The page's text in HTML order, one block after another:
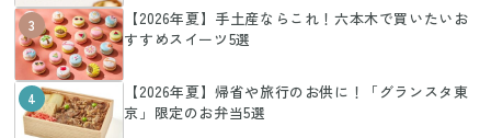
3
【2026年夏】手土産ならこれ！六本木で買いたいお
すすめスイーツ5選
4
【2026年夏】帰省や旅行のお供に！「グランスタ東
京」限定のお弁当5選